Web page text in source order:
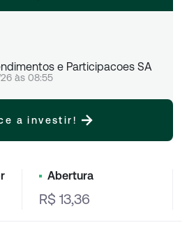
e Participacoes SA
às 08:55
a investir!
Abertura
R$ 13,36